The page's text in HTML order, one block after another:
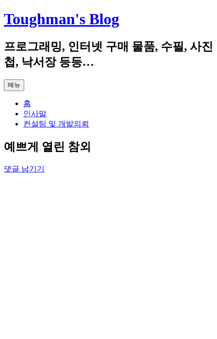
컨
텐
로
건
너
기
Toughman's Blog
프로그래밍, 인터넷 구매 물품, 수필, 사진
첩, 낙서장 등등…
메뉴
홈
인사말
컨설팅 및 개발의뢰
예쁘게 열린 참외
댓글 남기기